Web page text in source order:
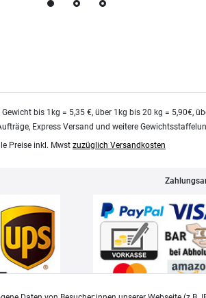
bis 1kg = 5,35 €, über 1kg bis 20 kg = 5,90€,
Express Versand und weitere
Preise inkl. Mwst zuzüglich Versandkosten